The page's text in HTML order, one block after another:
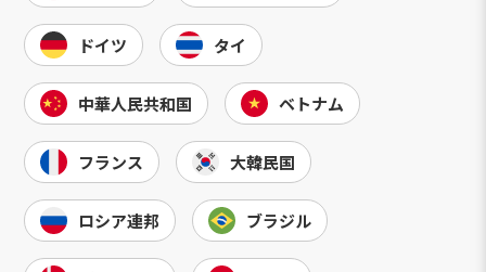
ドイツ タイ
中華人民共和国 ベトナム
フランス 大韓民国
ロシア連邦 ブラジル